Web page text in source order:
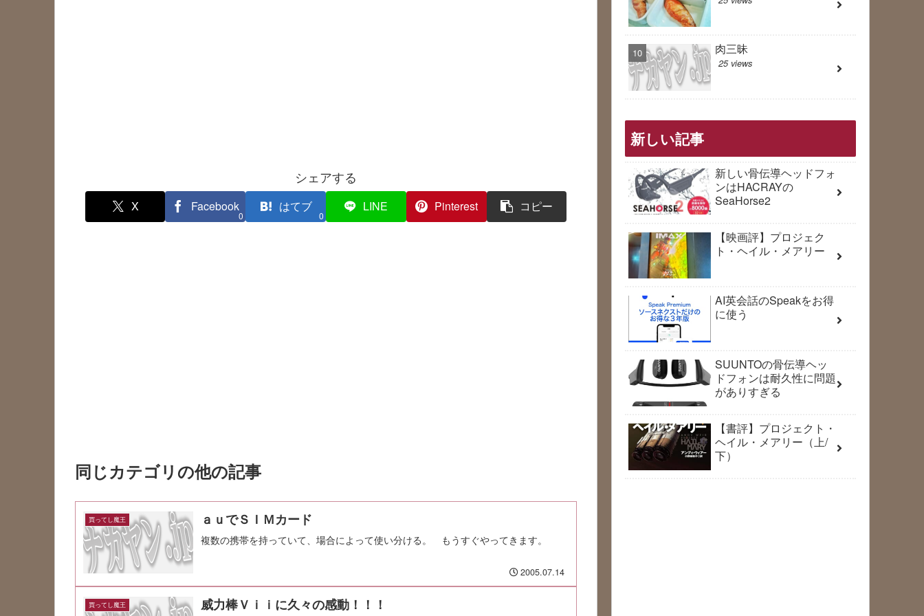
シェアする
X Facebook
0
はてブ
0
LINE Pinterest コピー
同じカテゴリの他の記事
買ってし魔王 ａｕでＳＩＭカード
複数の携帯を持っていて、場合によって使い分ける。 もうすぐやってきます。
2005.07.14
買ってし魔王 威力棒Ｖｉｉに久々の感動！！！
肉三昧
25 views
新しい記事
新しい骨伝導ヘッドフォ
ンはHACRAYの
SeaHorse2
【映画評】プロジェク
ト・ヘイル・メアリー
AI英会話のSpeakをお得
に使う
SUUNTOの骨伝導ヘッ
ドフォンは耐久性に問題
がありすぎる
【書評】プロジェクト・
ヘイル・メアリー（上/
下）